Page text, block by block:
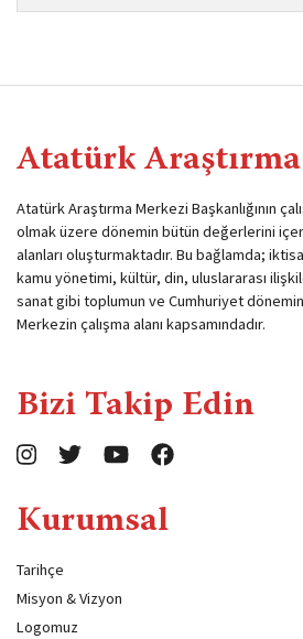
Atatürk
Atatürk Araştırma Merkezi Başkanlığının
olmak üzere dönemin bütün değerlerini
alanları oluşturmaktadır. Bu bağlamda;
kamu yönetimi, kültür, din, uluslararası
sanat gibi toplumun ve Cumhuriyet
Merkezin çalışma alanı kapsamındadır.
Bizi Takip Edin
Kurumsal
Tarihçe
Misyon & Vizyon
Logomuz